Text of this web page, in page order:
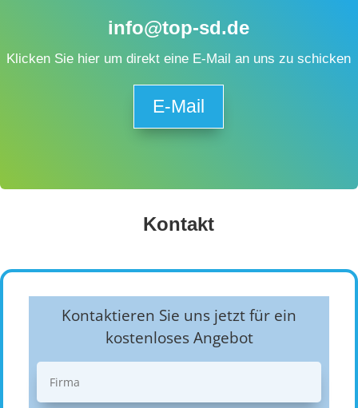
info@top-sd.de
Klicken Sie hier um direkt eine E-Mail an uns zu schicken
E-Mail
Kontakt
Kontaktieren Sie uns jetzt für ein
kostenloses Angebot